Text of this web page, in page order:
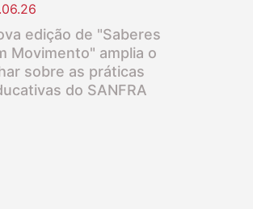
edição de "Saberes
Movimento" amplia o
sobre as práticas
do SANFRA